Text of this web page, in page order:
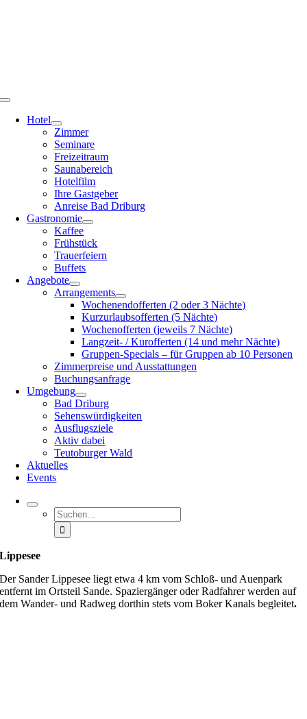
Toggle
Navigation
Hotel
Zimmer
Seminare
Freizeitraum
Saunabereich
Hotelfilm
Ihre Gastgeber
Anreise Bad Driburg
Gastronomie
Kaffee
Frühstück
Trauerfeiern
Buffets
Angebote
Arrangements
Wochenendofferten (2 oder 3 Nächte)
Kurzurlaubsofferten (5 Nächte)
Wochenofferten (jeweils 7 Nächte)
Langzeit- / Kurofferten (14 und mehr Nächte)
Gruppen-Specials – für Gruppen ab 10 Personen
Zimmerpreise und Ausstattungen
Buchungsanfrage
Umgebung
Bad Driburg
Sehenswürdigkeiten
Ausflugsziele
Aktiv dabei
Teutoburger Wald
Aktuelles
Events
Suche
nach:
Lippesee
Der Sander Lippesee liegt etwa 4 km vom Schloß- und Auenpark
entfernt im Ortsteil Sande. Spaziergänger oder Radfahrer werden auf
dem Wander- und Radweg dorthin stets vom Boker Kanals begleitet.